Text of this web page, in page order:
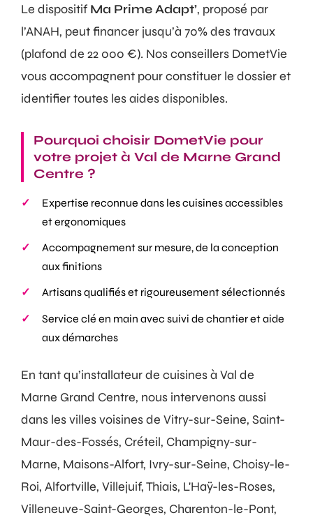
Le dispositif Ma Prime Adapt’, proposé par
l’ANAH, peut financer jusqu’à 70% des travaux
(plafond de 22 000 €). Nos conseillers DometVie
vous accompagnent pour constituer le dossier et
identifier toutes les aides disponibles.
Pourquoi choisir DometVie pour
votre projet à Val de Marne Grand
Centre ?
Expertise reconnue dans les cuisines accessibles
et ergonomiques
Accompagnement sur mesure, de la conception
aux finitions
Artisans qualifiés et rigoureusement sélectionnés
Service clé en main avec suivi de chantier et aide
aux démarches
En tant qu’installateur de cuisines à Val de
Marne Grand Centre, nous intervenons aussi
dans les villes voisines de Vitry-sur-Seine, Saint-
Maur-des-Fossés, Créteil, Champigny-sur-
Marne, Maisons-Alfort, Ivry-sur-Seine, Choisy-le-
Roi, Alfortville, Villejuif, Thiais, L'Haÿ-les-Roses,
Villeneuve-Saint-Georges, Charenton-le-Pont,